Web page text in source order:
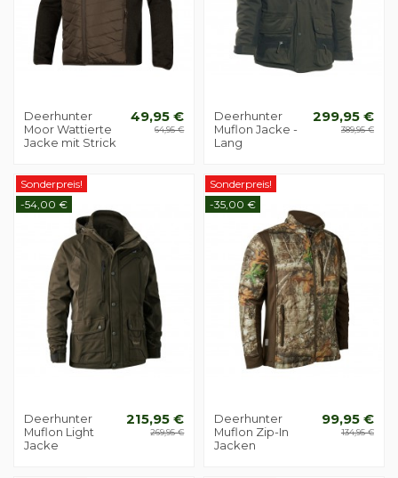
Deerhunter
Moor Wattierte
Jacke mit Strick
49,95 €
64,95 €
Deerhunter
Muflon Jacke -
Lang
299,95 €
389,95 €
Sonderpreis!
-54,00 €
Deerhunter
Muflon Light
Jacke
215,95 €
269,95 €
Sonderpreis!
-35,00 €
Deerhunter
Muflon Zip-In
Jacken
99,95 €
134,95 €